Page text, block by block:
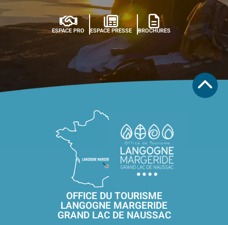
ESPACE PRO ESPACE PRESSE BROCHURES
OFFICE DU TOURISME
LANGOGNE MARGERIDE
GRAND LAC DE NAUSSAC